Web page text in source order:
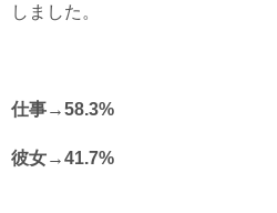
しました。
仕事→58.3%
彼女→41.7%